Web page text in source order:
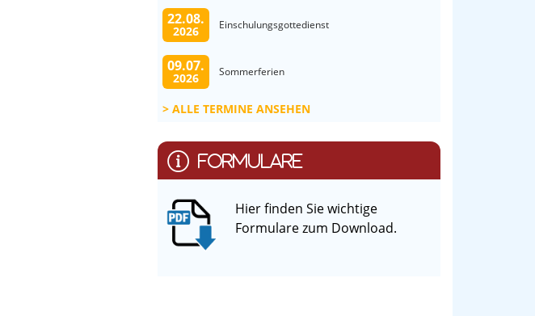
22.08.
2026 Einschulungsgottedienst
09.07.
2026 Sommerferien
ALLE TERMINE ANSEHEN
FORMULARE
Hier finden Sie wichtige
Formulare zum Download.